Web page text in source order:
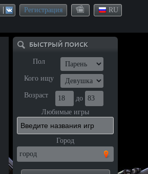
Регистрация RU
БЫСТРЫЙ ПОИСК
Пол
Кого ищу
Возраст
до
Любимые игры
Город